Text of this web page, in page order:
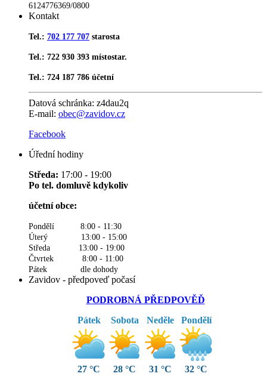
6124776369/0800
Kontakt
Tel.: 702 177 707 starosta
Tel.: 722 930 393 místostar.
Tel.: 724 187 786 účetní
Datová schránka: z4dau2q
E-mail: obec@zavidov.cz
Facebook
Úřední hodiny
Středa: 17:00 - 19:00
Po tel. domluvě kdykoliv
účetní obce:
Pondělí 8:00 - 11:30
Úterý 13:00 - 15:00
Středa 13:00 - 19:00
Čtvrtek 8:00 - 11:00
Pátek dle dohody
Zavidov - předpoveď počasí
PODROBNÁ PŘEDPOVĚĎ
Pátek
27 °C
Sobota
28 °C
Neděle
31 °C
Pondělí
32 °C